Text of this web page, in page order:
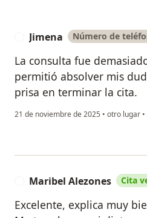
Jimena Número de
La consulta fue
permitió absolver mis
prisa en terminar la cita.
21 de noviembre de 2025 • otro lugar •
Maribel Alezones Cita
Excelente, explica muy